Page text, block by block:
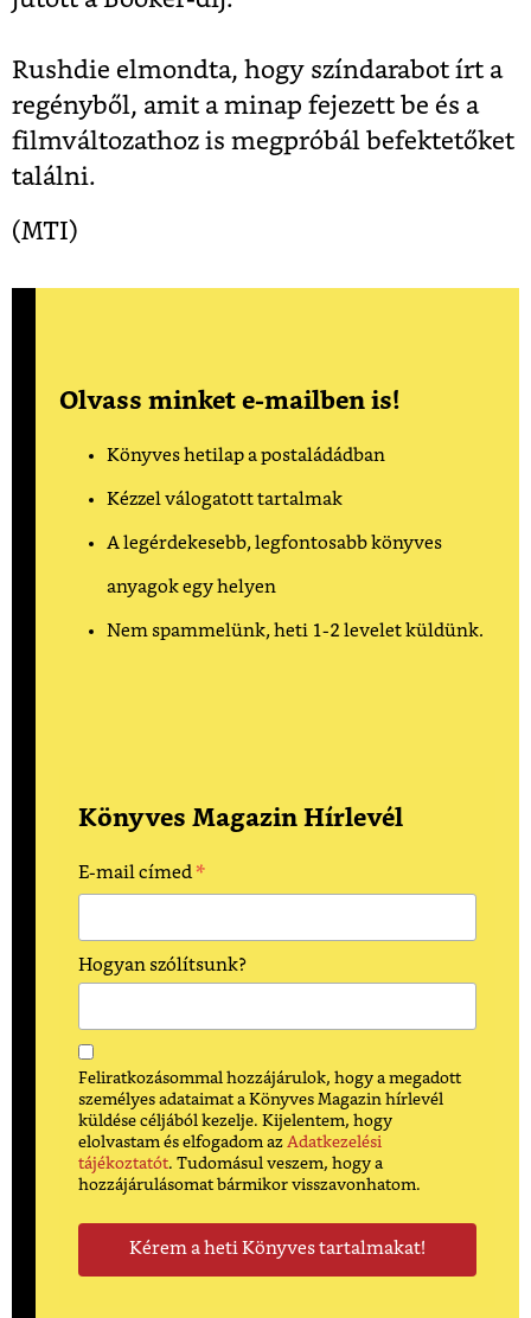
Rushdie elmondta, hogy színdarabot írt a
regényből, amit a minap fejezett be és a
filmváltozathoz is megpróbál befektetőket
találni.
(MTI)
Olvass minket e-mailben is!
Könyves hetilap a postaládádban
Kézzel válogatott tartalmak
A legérdekesebb, legfontosabb könyves
anyagok egy helyen
Nem spammelünk, heti 1-2 levelet küldünk.
Könyves Magazin Hírlevél
E-mail címed *
Hogyan szólítsunk?
Feliratkozásommal hozzájárulok, hogy a megadott
személyes adataimat a Könyves Magazin hírlevél
küldése céljából kezelje. Kijelentem, hogy
elolvastam és elfogadom az Adatkezelési
tájékoztatót. Tudomásul veszem, hogy a
hozzájárulásomat bármikor visszavonhatom.